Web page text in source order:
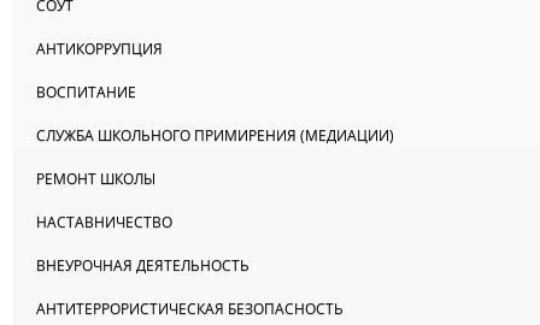
СОУТ
АНТИКОРРУПЦИЯ
ВОСПИТАНИЕ
СЛУЖБА ШКОЛЬНОГО ПРИМИРЕНИЯ (МЕДИАЦИИ)
РЕМОНТ ШКОЛЫ
НАСТАВНИЧЕСТВО
ВНЕУРОЧНАЯ ДЕЯТЕЛЬНОСТЬ
АНТИТЕРРОРИСТИЧЕСКАЯ БЕЗОПАСНОСТЬ